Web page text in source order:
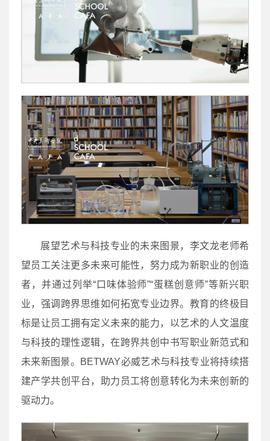
展望艺术与科技专业的未来图景，李文龙老师希
望员工关注更多未来可能性，努力成为新职业的创造
者，并通过列举“口味体验师”“蛋糕创意师”等新兴职
业，强调跨界思维如何拓宽专业边界。教育的终极目
标是让员工拥有定义未来的能力，以艺术的人文温度
与科技的理性逻辑，在跨界共创中书写职业新范式和
未来新图景。BETWAY必威艺术与科技专业将持续搭
建产学共创平台，助力员工将创意转化为未来创新的
驱动力。